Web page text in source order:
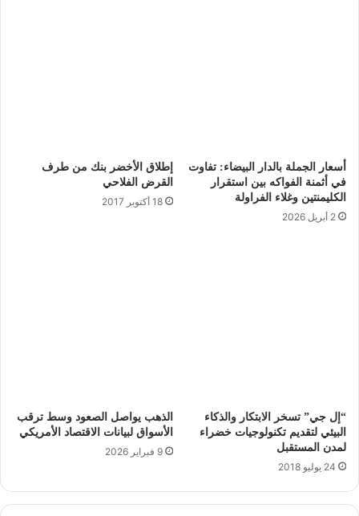
أسعار الجملة بالدار البيضاء: تفاوت
في أثمنة الفواكه بين استقرار
الكليمنتين وغلاء الفراولة
2 أبريل 2026
إطلاق الأخضر بنك من طرف
القرض الفلاحي
18 أكتوبر 2017
“إل جي” تسخر الابتكار والذكاء
البيئي لتقديم تكنولوجيات خضراء
لمدن المستقبل
24 يوليو 2018
الذهب يواصل الصعود وسط ترقب
الأسواق لبيانات الاقتصاد الأمريكي
9 فبراير 2026